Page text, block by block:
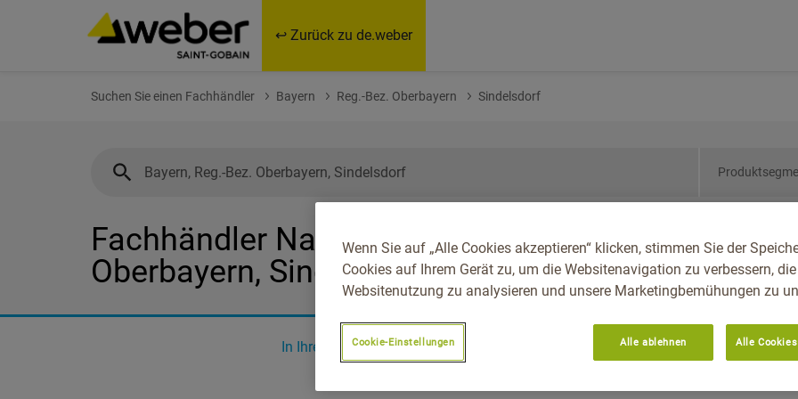
↩ Zurück zu de.weber
Suchen Sie einen Fachhändler Bayern Reg.-Bez. Oberbayern Sindelsdorf
Fachhändler Nahe Bayern, Reg.-Bez.
Oberbayern, Sindelsdorf
In Ihrer Nähe 0
Wenn Sie auf „Alle Cookies akzeptieren“ klicken, stimmen Sie der
Cookies auf Ihrem Gerät zu, um die Websitenavigation zu verbessern, die
Websitenutzung zu analysieren und unsere Marketingbemühungen zu
Cookie-Einstellungen Alle ablehnen Alle